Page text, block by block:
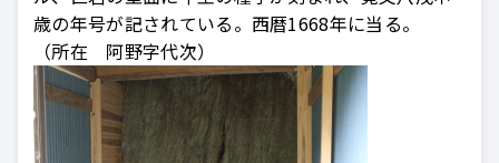
歳の年号が記されている。西暦1668年に当る。
（所在 阿野字代次）